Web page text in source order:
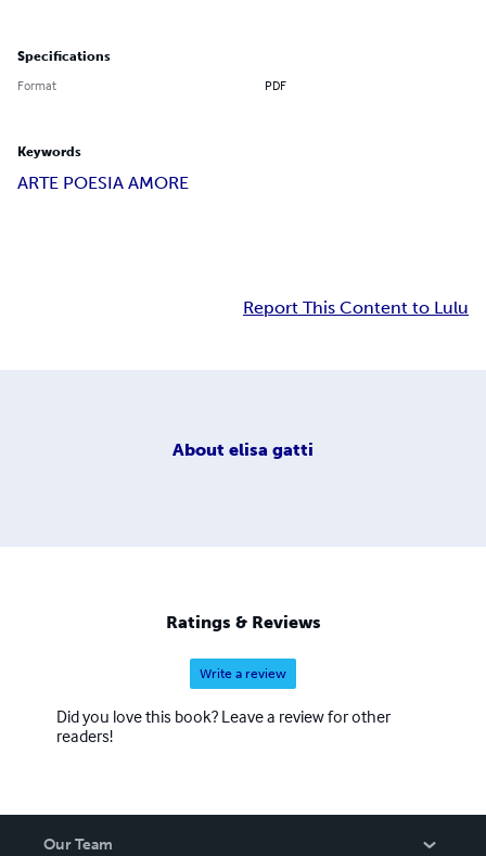
Specifications
Format PDF
Keywords
ARTE POESIA AMORE
Report This Content to Lulu
About elisa gatti
Ratings & Reviews
Write a review
Did you love this book? Leave a review for other
readers!
Our Team